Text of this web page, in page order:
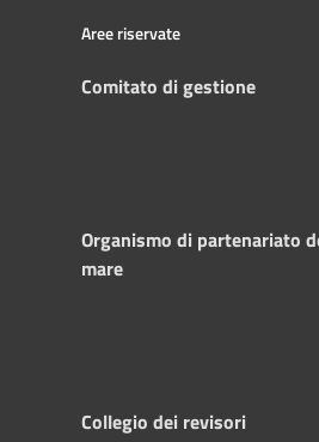
Aree riservate
Comitato di gestione
Organismo di partenariato
mare
Collegio dei revisori